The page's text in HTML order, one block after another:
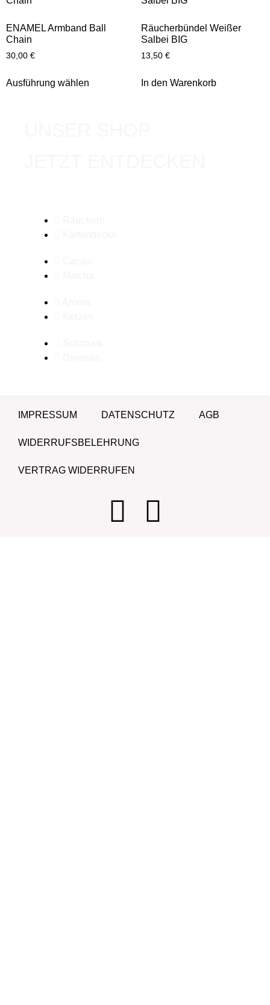
ENAMEL Armband Ball
Chain
30,00 €
Ausführung wählen
Räucherbündel Weißer
Salbei BIG
13,50 €
In den Warenkorb
IMPRESSUM DATENSCHUTZ AGB
WIDERRUFSBELEHRUNG
VERTRAG WIDERRUFEN